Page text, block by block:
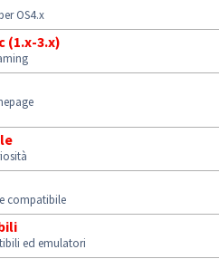
OS4.x
(1.x-3.x)
compatibile
ed emulatori